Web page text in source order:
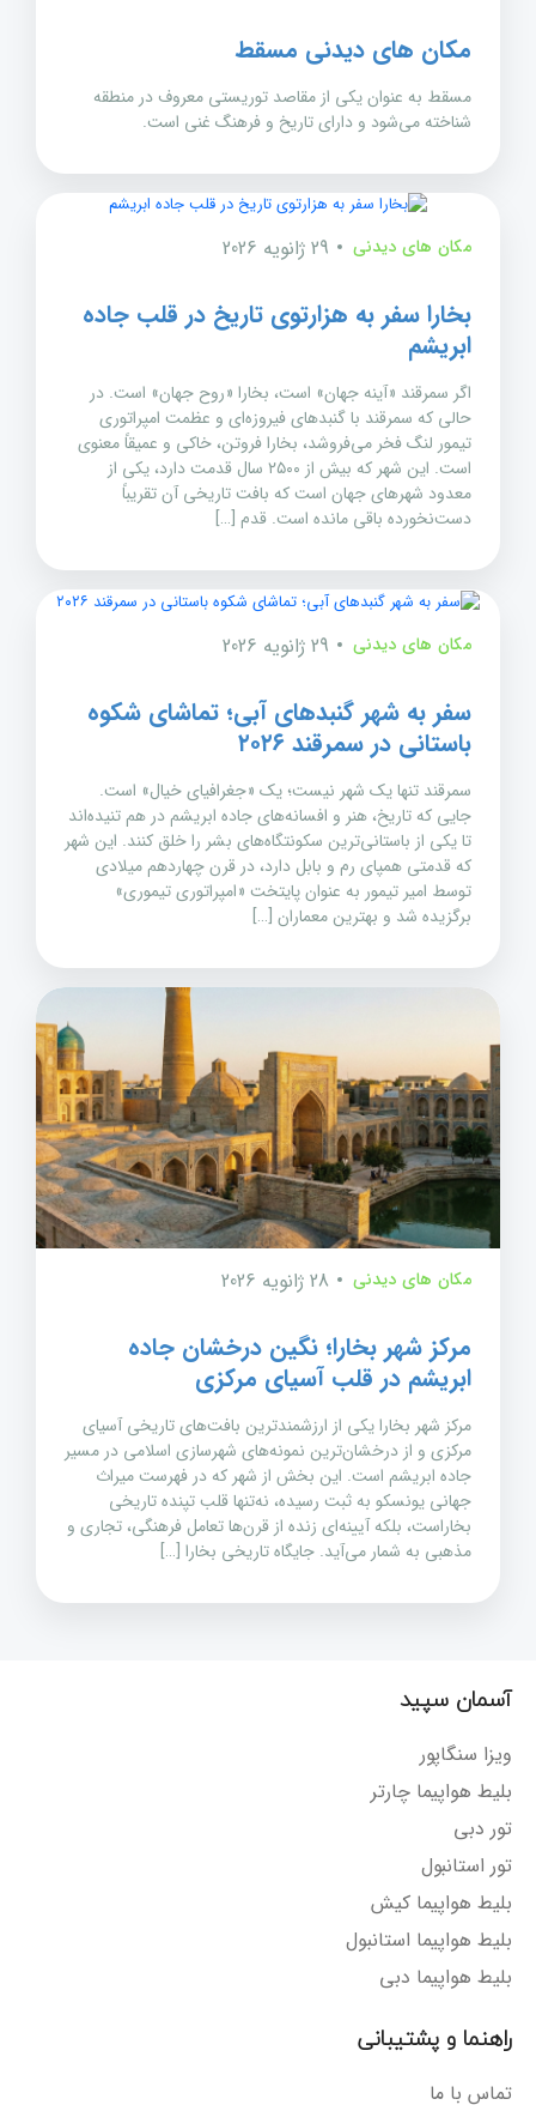
مکان های دیدنی مسقط
مسقط به عنوان یکی از مقاصد توریستی معروف در منطقه
شناخته می‌شود و دارای تاریخ و فرهنگ غنی است.
مکان های دیدنی 29 ژانویه 2026
بخارا سفر به هزارتوی تاریخ در قلب جاده
ابریشم
اگر سمرقند «آینه جهان» است، بخارا «روح جهان» است. در
حالی که سمرقند با گنبدهای فیروزه‌ای و عظمت امپراتوری
تیمور لنگ فخر می‌فروشد، بخارا فروتن، خاکی و عمیقاً معنوی
است. این شهر که بیش از ۲۵۰۰ سال قدمت دارد، یکی از
معدود شهرهای جهان است که بافت تاریخی آن تقریباً
دست‌نخورده باقی مانده است. قدم […]
مکان های دیدنی 29 ژانویه 2026
سفر به شهر گنبدهای آبی؛ تماشای شکوه
باستانی در سمرقند ۲۰۲۶
سمرقند تنها یک شهر نیست؛ یک «جغرافیای خیال» است.
جایی که تاریخ، هنر و افسانه‌های جاده ابریشم در هم تنیده‌اند
تا یکی از باستانی‌ترین سکونتگاه‌های بشر را خلق کنند. این شهر
که قدمتی همپای رم و بابل دارد، در قرن چهاردهم میلادی
توسط امیر تیمور به عنوان پایتخت «امپراتوری تیموری»
برگزیده شد و بهترین معماران […]
مکان های دیدنی 28 ژانویه 2026
مرکز شهر بخارا؛ نگین درخشان جاده
ابریشم در قلب آسیای مرکزی
مرکز شهر بخارا یکی از ارزشمندترین بافت‌های تاریخی آسیای
مرکزی و از درخشان‌ترین نمونه‌های شهرسازی اسلامی در مسیر
جاده ابریشم است. این بخش از شهر که در فهرست میراث
جهانی یونسکو به ثبت رسیده، نه‌تنها قلب تپنده تاریخی
بخاراست، بلکه آیینه‌ای زنده از قرن‌ها تعامل فرهنگی، تجاری و
مذهبی به شمار می‌آید. جایگاه تاریخی بخارا […]
آسمان سپید
ویزا سنگاپور
بلیط هواپیما چارتر
تور دبی
تور استانبول
بلیط هواپیما کیش
بلیط هواپیما استانبول
بلیط هواپیما دبی
راهنما و پشتیبانی
تماس با ما